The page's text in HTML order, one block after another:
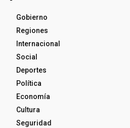
Gobierno
Regiones
Internacional
Social
Deportes
Política
Economía
Cultura
Seguridad